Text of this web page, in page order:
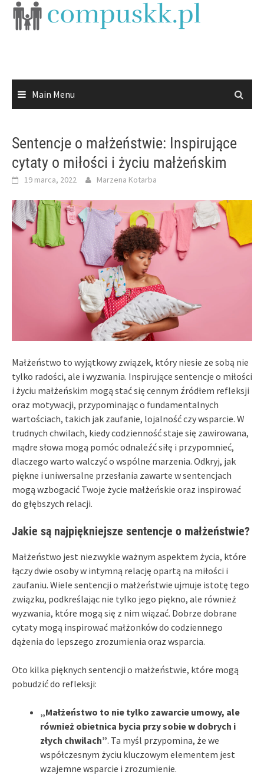
Skip
Main Menu
Sentencje o małżeństwie: Inspirujące
cytaty o miłości i życiu małżeńskim
19 marca, 2022 Marzena Kotarba
Małżeństwo to wyjątkowy związek, który niesie ze sobą nie
tylko radości, ale i wyzwania. Inspirujące sentencje o miłości
i życiu małżeńskim mogą stać się cennym źródłem refleksji
oraz motywacji, przypominając o fundamentalnych
wartościach, takich jak zaufanie, lojalność czy wsparcie. W
trudnych chwilach, kiedy codzienność staje się zawirowana,
mądre słowa mogą pomóc odnaleźć siłę i przypomnieć,
dlaczego warto walczyć o wspólne marzenia. Odkryj, jak
piękne i uniwersalne przesłania zawarte w sentencjach
mogą wzbogacić Twoje życie małżeńskie oraz inspirować
do głębszych relacji.
Jakie są najpiękniejsze sentencje o małżeństwie?
Małżeństwo jest niezwykle ważnym aspektem życia, które
łączy dwie osoby w intymną relację opartą na miłości i
zaufaniu. Wiele sentencji o małżeństwie ujmuje istotę tego
związku, podkreślając nie tylko jego piękno, ale również
wyzwania, które mogą się z nim wiązać. Dobrze dobrane
cytaty mogą inspirować małżonków do codziennego
dążenia do lepszego zrozumienia oraz wsparcia.
Oto kilka pięknych sentencji o małżeństwie, które mogą
pobudzić do refleksji:
„Małżeństwo to nie tylko zawarcie umowy, ale
również obietnica bycia przy sobie w dobrych i
złych chwilach”. Ta myśl przypomina, że we
współczesnym życiu kluczowym elementem jest
wzajemne wsparcie i zrozumienie.